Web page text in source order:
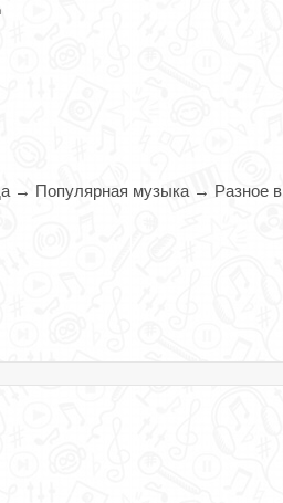
→ Популярная музыка → Разное в